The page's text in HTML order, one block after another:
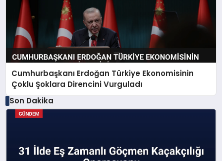
Cumhurbaşkanı Erdoğan Türkiye Ekonomisinin
Çoklu Şoklara Direncini Vurguladı
Son Dakika